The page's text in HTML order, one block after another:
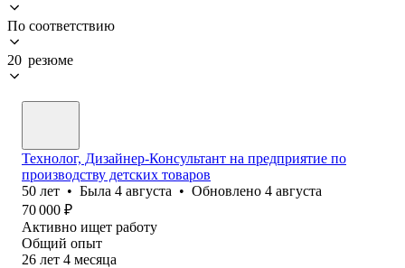
По соответствию
20 резюме
Технолог, Дизайнер-Консультант на предприятие по
производству детских товаров
50 лет • Была 4 августа • Обновлено 4 августа
70 000 ₽
Активно ищет работу
Общий опыт
26 лет 4 месяца